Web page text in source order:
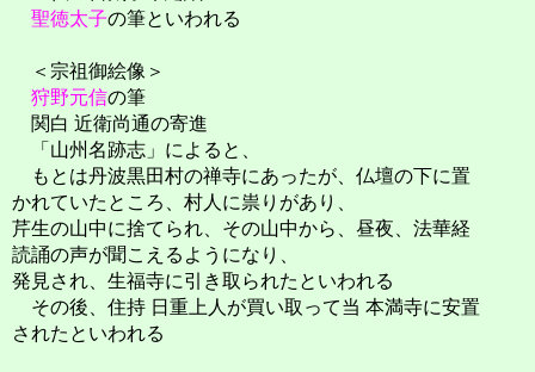
聖徳太子の筆といわれる
＜宗祖御絵像＞
狩野元信の筆
関白 近衛尚通の寄進
「山州名跡志」によると、
もとは丹波黒田村の禅寺にあったが、仏壇の下に置
かれていたところ、村人に祟りがあり、
芹生の山中に捨てられ、その山中から、昼夜、法華経
読誦の声が聞こえるようになり、
発見され、生福寺に引き取られたといわれる
その後、住持 日重上人が買い取って当 本満寺に安置
されたといわれる